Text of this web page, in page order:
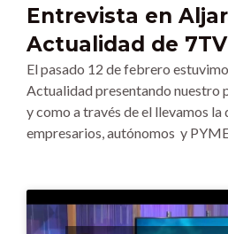
Entrevista en
Actualidad de 7TV
El pasado 12 de febrero
Actualidad presentando nuestro
y como a través de el llevamos
empresarios, autónomos y